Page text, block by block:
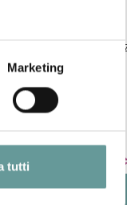
Marketing
tutti
la storia delle